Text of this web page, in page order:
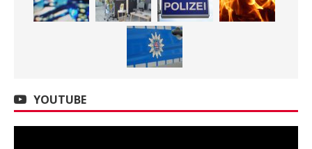
YOUTUBE